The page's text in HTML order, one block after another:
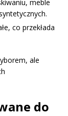
meble
co przekłada
ale
do